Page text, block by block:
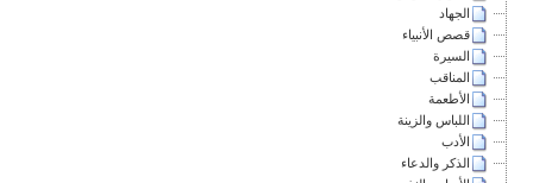
الجهاد
قصص الأنبياء
السيرة
المناقب
الأطعمة
اللباس والزينة
الأدب
الذكر والدعاء